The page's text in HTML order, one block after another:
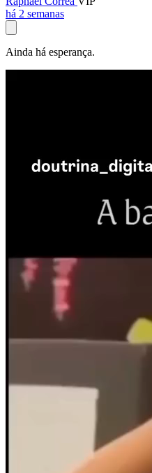
há 2 semanas
Ainda há esperança.